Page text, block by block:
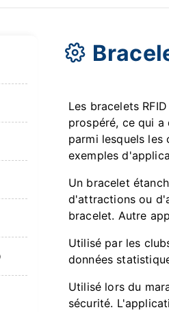
Les bracelets
prospéré, ce qui
parmi lesquels
exemples
Un bracelet
d'attractions ou
bracelet. Autre
Utilisé par les
données
Utilisé lors du
sécurité.